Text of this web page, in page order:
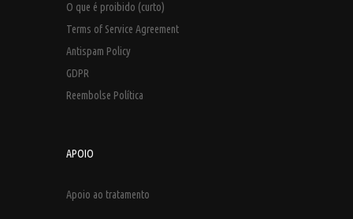
O que é proibido (curto)
Terms of Service Agreement
Antispam Policy
GDPR
Reembolse Política
APOIO
Apoio ao tratamento